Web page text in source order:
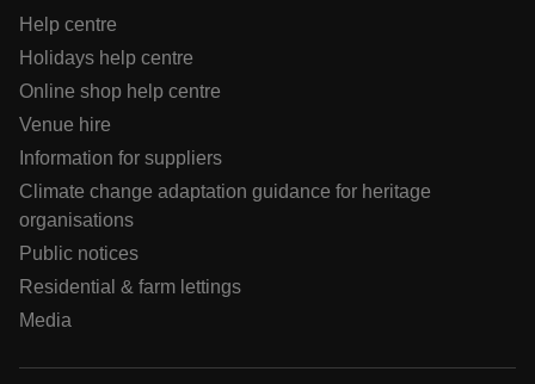
Help centre
Holidays help centre
Online shop help centre
Venue hire
Information for suppliers
Climate change adaptation guidance for heritage
organisations
Public notices
Residential & farm lettings
Media